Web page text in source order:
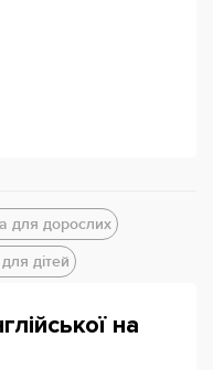
для дорослих
дітей
на